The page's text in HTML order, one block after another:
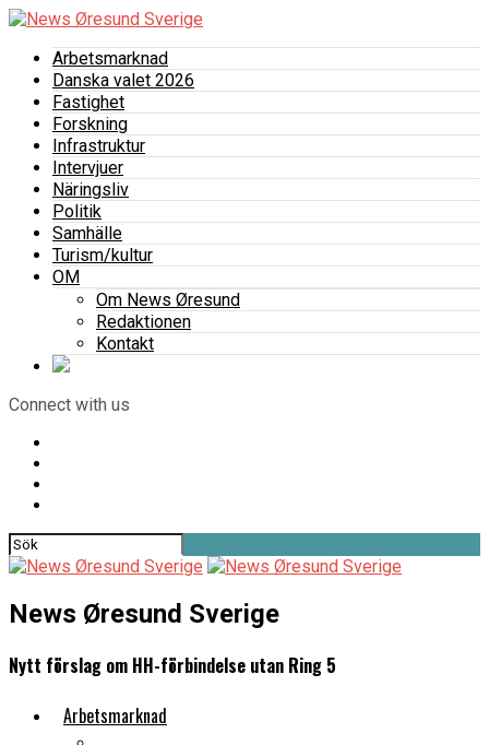
Arbetsmarknad
Danska valet 2026
Fastighet
Forskning
Infrastruktur
Intervjuer
Näringsliv
Politik
Samhälle
Turism/kultur
OM
Om News Øresund
Redaktionen
Kontakt
Connect with us
News Øresund Sverige
Nytt förslag om HH-förbindelse utan Ring 5
Arbetsmarknad